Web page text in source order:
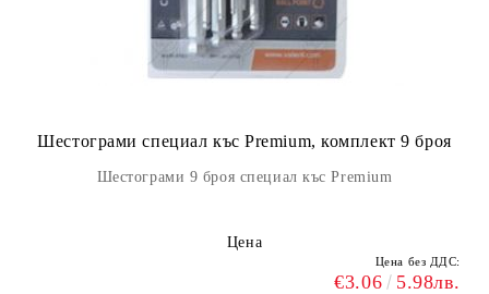
Шестограми специал къс Premium, комплект 9 броя
Шестограми 9 броя специал къс Premium
Цена
Цена без ДДС:
€3.06 5.98лв.